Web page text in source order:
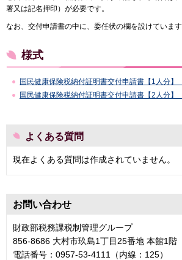
署又は記名押印）が必要です。
なお、交付申請書の中に、委任状の欄を設けていま
様式
国民健康保険税納付証明書交付申請書【1人分】
国民健康保険税納付証明書交付申請書【2人分】
よくある質問
現在よくある質問は作成されていません。
お問い合わせ
財政部税務課税制管理グループ
856-8686 大村市玖島1丁目25番地 本館1階
電話番号：0957-53-4111（内線：125）